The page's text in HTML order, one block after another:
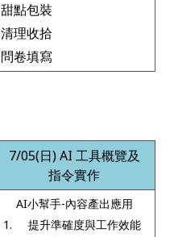
甜點包裝
清理收拾
問卷填寫
7/05(日) AI 工具概覽及
指令實作
AI小幫手-內容產出應用
1. 提升準確度與工作效能